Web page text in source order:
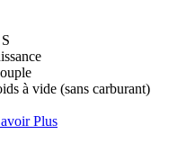
à vide (sans carburant)
Plus